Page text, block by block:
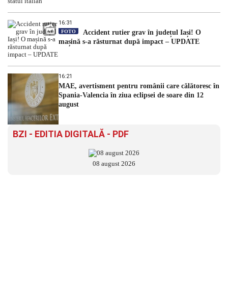
16:31
FOTO
Accident rutier grav în județul Iași! O
mașină s-a răsturnat după impact – UPDATE
16:21
MAE, avertisment pentru românii care călătoresc în
Spania-Valencia în ziua eclipsei de soare din 12
august
BZI - EDITIA DIGITALĂ - PDF
08 august 2026